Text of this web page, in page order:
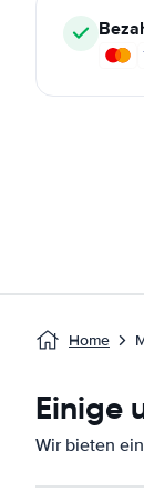
Home
Einige
Wir bieten